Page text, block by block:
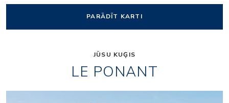
PARĀDĪT KARTI
JŪSU KUĢIS
LE PONANT